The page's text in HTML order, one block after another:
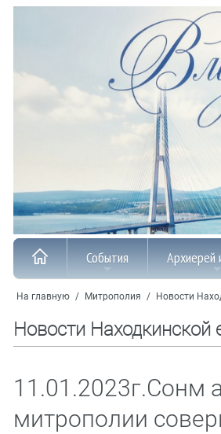
События Архиерей
На главную / Митрополия / Новости
Новости Находкинской
11.01.2023г.Сонм
митрополии